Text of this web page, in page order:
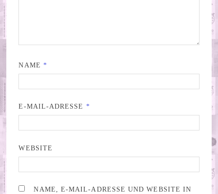
NAME *
E-MAIL-ADRESSE *
WEBSITE
NAME, E-MAIL-ADRESSE UND WEBSITE IN